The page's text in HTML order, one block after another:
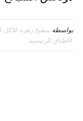
بواسطة مطبخ زهره للاكل
الاطباق الرئيسية